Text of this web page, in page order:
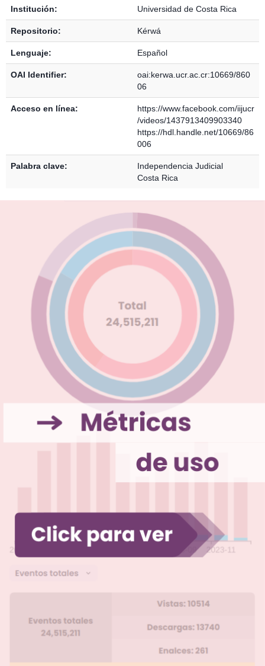
Institución: Universidad de Costa Rica
Repositorio: Kérwá
Lenguaje: Español
OAI Identifier:
oai:kerwa.ucr.ac.cr:10669/860
06
Acceso en línea:
https://www.facebook.com/iijucr
/videos/1437913409903340
https://hdl.handle.net/10669/86
006
Palabra clave:
Independencia Judicial
Costa Rica